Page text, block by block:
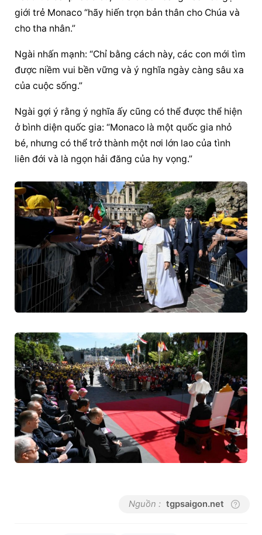
giới trẻ Monaco “hãy hiến trọn bản thân cho Chúa và
cho tha nhân.”
Ngài nhấn mạnh: “Chỉ bằng cách này, các con mới tìm
được niềm vui bền vững và ý nghĩa ngày càng sâu xa
của cuộc sống.”
Ngài gợi ý rằng ý nghĩa ấy cũng có thể được thể hiện
ở bình diện quốc gia: “Monaco là một quốc gia nhỏ
bé, nhưng có thể trở thành một nơi lớn lao của tình
liên đới và là ngọn hải đăng của hy vọng.”
Nguồn : tgpsaigon.net